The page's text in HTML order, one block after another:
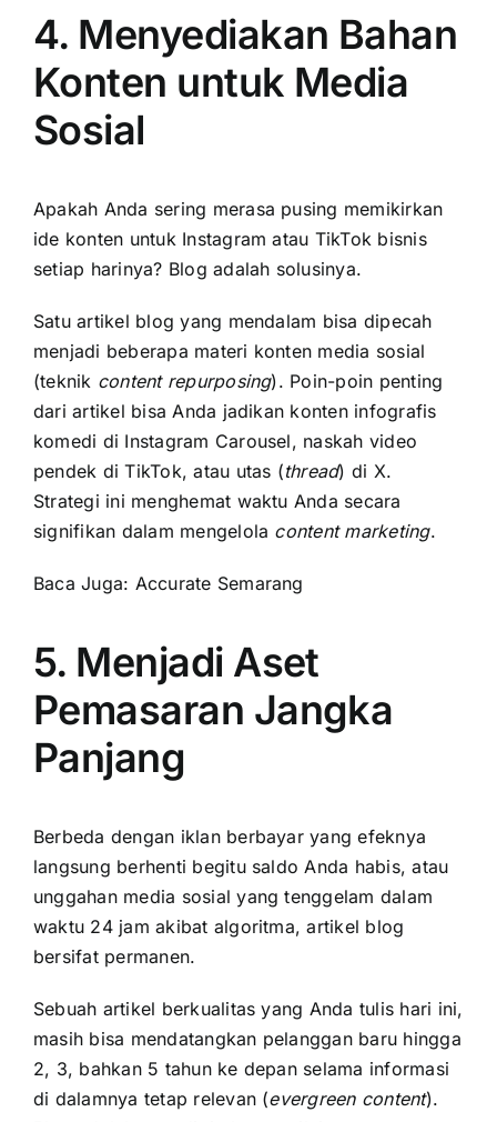
4. Menyediakan Bahan
Konten untuk Media
Sosial
Apakah Anda sering merasa pusing memikirkan
ide konten untuk Instagram atau TikTok bisnis
setiap harinya? Blog adalah solusinya.
Satu artikel blog yang mendalam bisa dipecah
menjadi beberapa materi konten media sosial
(teknik content repurposing). Poin-poin penting
dari artikel bisa Anda jadikan konten infografis
komedi di Instagram Carousel, naskah video
pendek di TikTok, atau utas (thread) di X.
Strategi ini menghemat waktu Anda secara
signifikan dalam mengelola content marketing.
Baca Juga: Accurate Semarang
5. Menjadi Aset
Pemasaran Jangka
Panjang
Berbeda dengan iklan berbayar yang efeknya
langsung berhenti begitu saldo Anda habis, atau
unggahan media sosial yang tenggelam dalam
waktu 24 jam akibat algoritma, artikel blog
bersifat permanen.
Sebuah artikel berkualitas yang Anda tulis hari ini,
masih bisa mendatangkan pelanggan baru hingga
2, 3, bahkan 5 tahun ke depan selama informasi
di dalamnya tetap relevan (evergreen content).